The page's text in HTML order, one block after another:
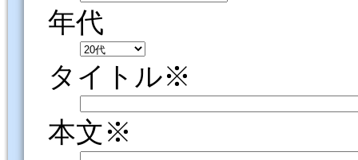
年代
タイトル※
本文※